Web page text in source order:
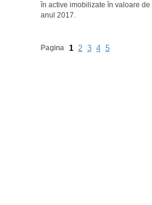
în active imobilizate în valoare
anul 2017.
Pagina 1 2 3 4 5